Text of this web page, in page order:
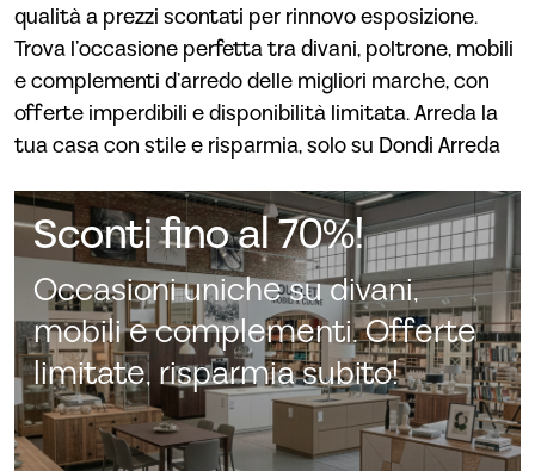
qualità a prezzi scontati per rinnovo esposizione.
Trova l’occasione perfetta tra divani, poltrone, mobili
e complementi d’arredo delle migliori marche, con
offerte imperdibili e disponibilità limitata. Arreda la
tua casa con stile e risparmia, solo su Dondi Arreda
Sconti fino al 70%!
Occasioni uniche su divani,
mobili e complementi. Offerte
limitate, risparmia subito!